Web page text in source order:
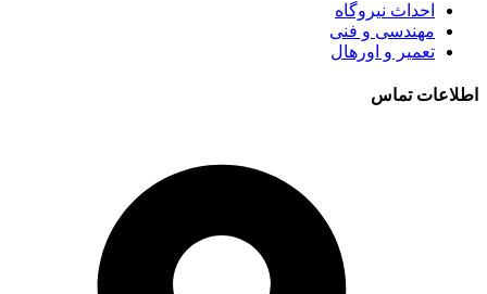
احداث نیروگاه
مهندسی و فنی
تعمیر و اورهال
اطلاعات تماس